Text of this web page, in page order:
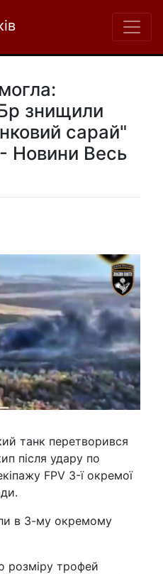
знищили
сарай"
Новини Весь
танк перетворився
після удару по
FPV 3-ї окремої
в 3-му окремому
розміру трофей